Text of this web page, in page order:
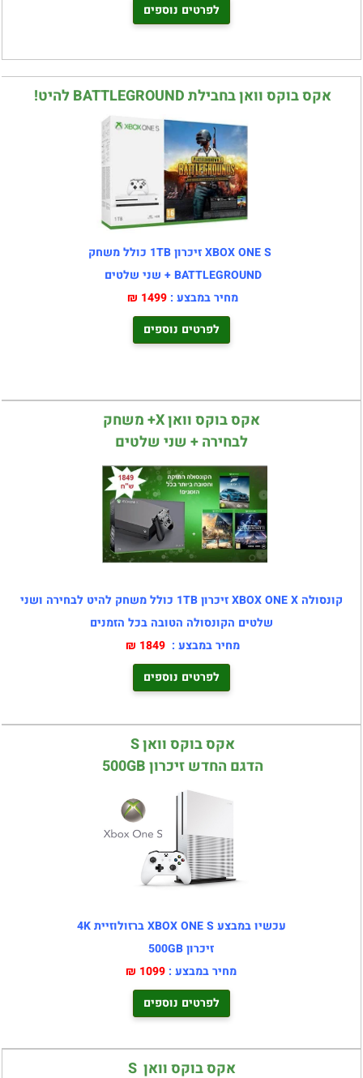
לפרטים נוספים
אקס בוקס וואן בחבילת BATTLEGROUND להיט!
XBOX ONE S זיכרון 1TB כולל משחק
BATTLEGROUND + שני שלטים
מחיר במבצע : 1499 ₪
לפרטים נוספים
אקס בוקס וואן X+ משחק
לבחירה + שני שלטים
קונסולה XBOX ONE X זיכרון 1TB כולל משחק להיט לבחירה ושני
שלטים הקונסולה הטובה בכל הזמנים
מחיר במבצע : 1849 ₪
לפרטים נוספים
אקס בוקס וואן S
הדגם החדש זיכרון 500GB
עכשיו במבצע XBOX ONE S ברזולוזיית 4K
זיכרון 500GB
מחיר במבצע : 1099 ₪
לפרטים נוספים
אקס בוקס וואן S